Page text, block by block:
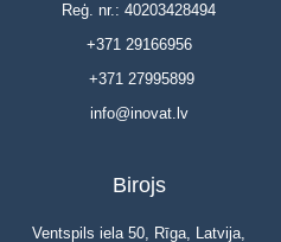
Reģ. nr.: 40203428494
+371 29166956
+371 27995899
info@inovat.lv
Birojs
Ventspils iela 50, Rīga, Latvija,